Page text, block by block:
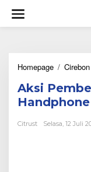
w
Homepage / Cirebon
Aksi
Citrust Selasa, 12 Juli